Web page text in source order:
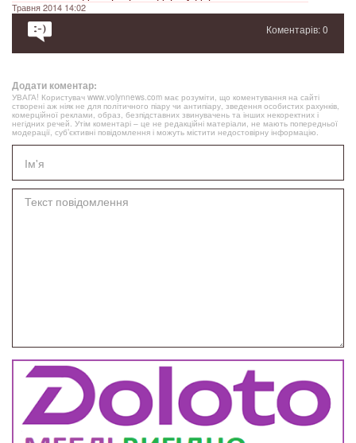
Травня 2014 14:02
Коментарів: 0
Додати коментар:
УВАГА! Користувач www.volynnews.com має розуміти, що коментування на сайті
створені аж ніяк не для політичного піару чи антипіару, зведення особистих рахунків,
комерційної реклами, образ, безпідставних звинувачень та інших некоректних і
негідних речей. Утім коментарі – це не редакційні матеріали, не мають попередньої
модерації, суб’єктивні повідомлення і можуть містити недостовірну інформацію.